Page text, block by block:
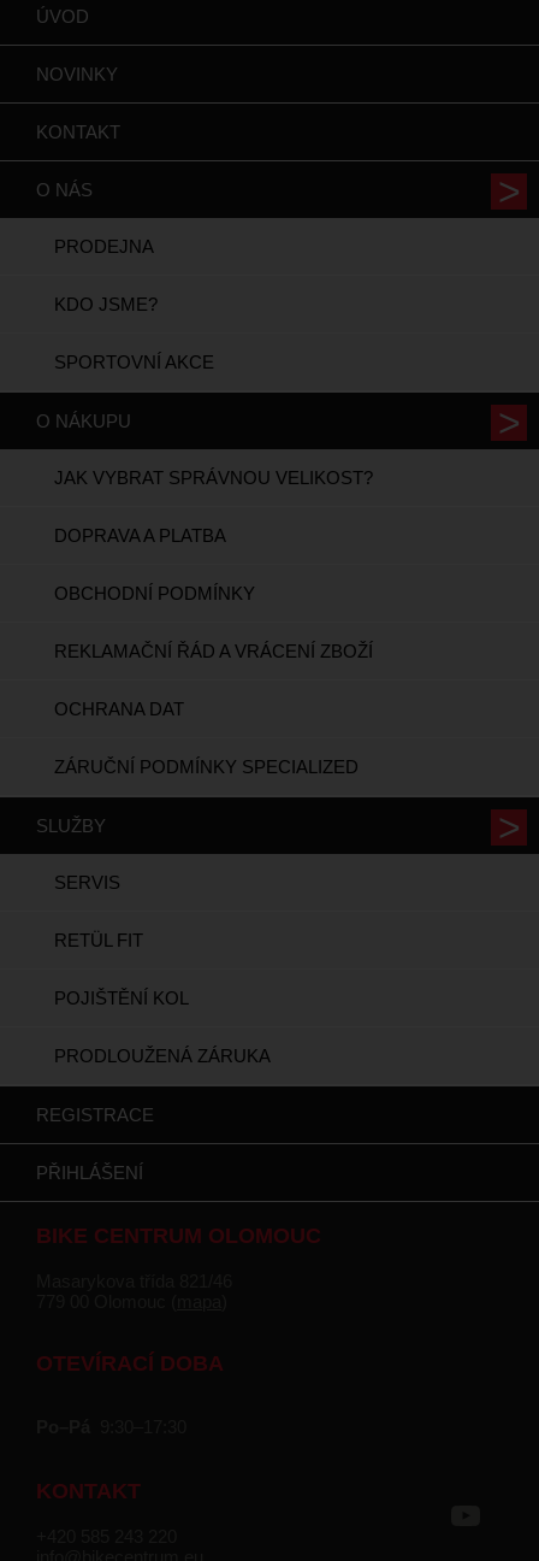
ÚVOD
NOVINKY
KONTAKT
O NÁS
PRODEJNA
KDO JSME?
SPORTOVNÍ AKCE
O NÁKUPU
JAK VYBRAT SPRÁVNOU VELIKOST?
DOPRAVA A PLATBA
OBCHODNÍ PODMÍNKY
REKLAMAČNÍ ŘÁD A VRÁCENÍ ZBOŽÍ
OCHRANA DAT
ZÁRUČNÍ PODMÍNKY SPECIALIZED
SLUŽBY
SERVIS
RETÜL FIT
POJIŠTĚNÍ KOL
PRODLOUŽENÁ ZÁRUKA
REGISTRACE
PŘIHLÁŠENÍ
BIKE CENTRUM OLOMOUC
OTEVÍRACÍ DOBA
KONTAKT